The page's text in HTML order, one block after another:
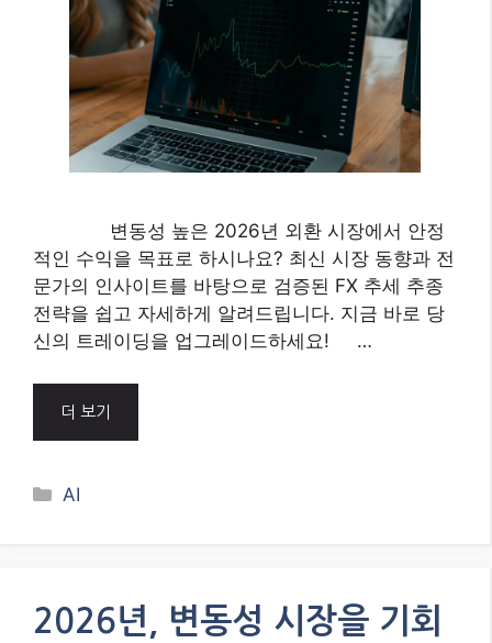
변동성 높은 2026년 외환 시장에서 안정
적인 수익을 목표로 하시나요? 최신 시장 동향과 전
문가의 인사이트를 바탕으로 검증된 FX 추세 추종
전략을 쉽고 자세하게 알려드립니다. 지금 바로 당
신의 트레이딩을 업그레이드하세요! …
더 보기
Categories
AI
2026년, 변동성 시장을 기회